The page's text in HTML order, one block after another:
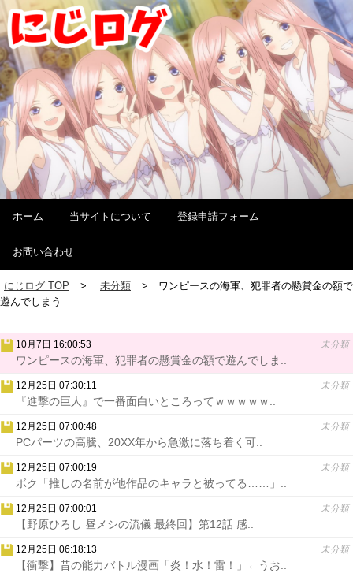
ホーム 当サイトについて 登録申請フォーム
お問い合わせ
にじログ TOP 未分類
ワンピースの海軍、犯罪者の懸賞金の額で
遊んでしまう
10月7日 16:00:53 未分類
ワンピースの海軍、犯罪者の懸賞金の額で遊んでしま..
12月25日 07:30:11 未分類
『進撃の巨人』で一番面白いところってｗｗｗｗｗ..
12月25日 07:00:48 未分類
PCパーツの高騰、20XX年から急激に落ち着く可..
12月25日 07:00:19 未分類
ボク「推しの名前が他作品のキャラと被ってる……」..
12月25日 07:00:01 未分類
【野原ひろし 昼メシの流儀 最終回】第12話 感..
12月25日 06:18:13 未分類
【衝撃】昔の能力バトル漫画「炎！水！雷！」←うお..